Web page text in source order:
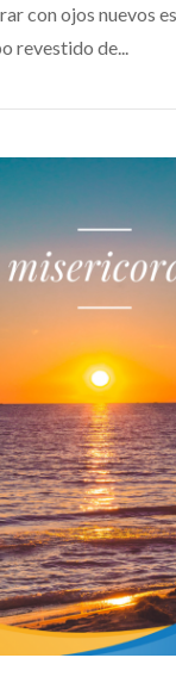
con ojos nuevos
revestido de...